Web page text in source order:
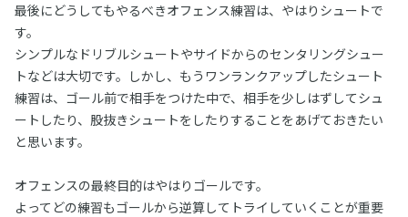
最後にどうしてもやるべきオフェンス練習は、やはりシュートで
す。
シンプルなドリブルシュートやサイドからのセンタリングシュー
トなどは大切です。しかし、もうワンランクアップしたシュート
練習は、ゴール前で相手をつけた中で、相手を少しはずしてシュ
ートしたり、股抜きシュートをしたりすることをあげておきたい
と思います。
オフェンスの最終目的はやはりゴールです。
よってどの練習もゴールから逆算してトライしていくことが重要